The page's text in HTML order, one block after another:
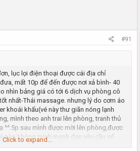
lâu.nhìn em nó đúng thật quá là
tâm trạng cô đơn lâu ngày ^^. kéo tay
vuốt ve khoảng 10p mới chịu để em nó
yêu cầu thư giãn trước rồi mới đấm bóp
nó khá dâm. biết ngay gặp đúng đối thủ,
kích thích. thân hình em nó quá nuột ,
môi em chăm sóc hết mức.lúc ngậm đá
là thứ gì chịu nổi.bác nào sinh lý hơi yếu
lắm. sau 20p sảng khoái mình kết thúc
không quên cám ơn thằng bạn đã chia
thì qua thử đi, chúc các bạn vui vẻ!
#91
lục lọi điện thoại được cái địa chỉ
mất 10p để đến được nơi xả bình- 40
nhìn bảng giá có tới 6 dịch vụ phòng.cô
nhất-Thái massage. nhưng lý do cơm áo
khoái khẩu(vé này thư giãn nóng lạnh
mình theo anh trai lên phòng, tranh thủ
^^.5p sau mình được mời lên phòng,được
nào không.mình mạnh dạn yêu cầu số
số trước).các bước xông hơi, tắm rửa
Click to expand...